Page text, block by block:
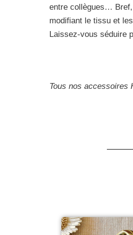
entre collègues… Bref,
modifiant le tissu et
Laissez-vous séduire
Tous nos accessoires